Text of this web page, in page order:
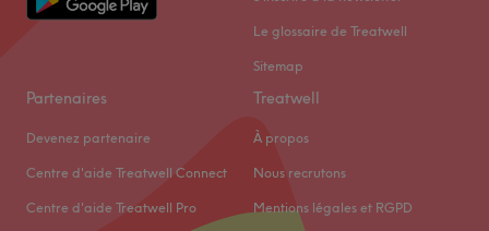
Le glossaire de Treatwell
Sitemap
Partenaires
Devenez partenaire
Centre d'aide Treatwell Connect
Centre d'aide Treatwell Pro
Treatwell
À propos
Nous recrutons
Mentions légales et RGPD